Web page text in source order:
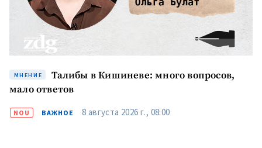
МНЕНИЕ
Талибы в Кишиневе: много вопросов,
мало ответов
NOU ВАЖНОЕ 8 августа 2026 г., 08:00